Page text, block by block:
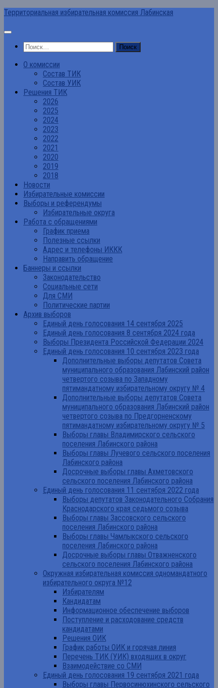
Перейти
содержимому
Территориальная избирательная комиссия Лабинская
Найти:
О комиссии
Состав ТИК
Состав УИК
Решения ТИК
2026
2025
2024
2023
2022
2021
2020
2019
2018
Новости
Избирательные комиссии
Выборы и референдумы
Избирательные округа
Работа с обращениями
График приема
Полезные ссылки
Адрес и телефоны ИККК
Направить обращение
Баннеры и ссылки
Законодательство
Социальные сети
Для СМИ
Политические партии
Архив выборов
Единый день голосования 14 сентября 2025
Единый день голосования 8 сентября 2024 года
Выборы Президента Российской Федерации 2024
Единый день голосования 10 сентября 2023 года
Дополнительные выборы депутатов Совета
муниципального образования Лабинский район
четвертого созыва по Западному
пятимандатному избирательному округу № 4
Дополнительные выборы депутатов Совета
муниципального образования Лабинский район
четвертого созыва по Предгорненскому
пятимандатному избирательному округу № 5
Выборы главы Владимирского сельского
поселения Лабинского района
Выборы главы Лучевого сельского поселения
Лабинского района
Досрочные выборы главы Ахметовского
сельского поселения Лабинского района
Единый день голосования 11 сентября 2022 года
Выборы депутатов Законодательного Собрания
Краснодарского края седьмого созыва
Выборы главы Зассовского сельского
поселения Лабинского района
Выборы главы Чамлыкского сельского
поселения Лабинского района
Досрочные выборы главы Отважненского
сельского поселения Лабинского района
Окружная избирательная комиссия одномандатного
избирательного округа №12
Избирателям
Кандидатам
Информационное обеспечение выборов
Поступление и расходование средств
кандидатами
Решения ОИК
График работы ОИК и горячая линия
Перечень ТИК (УИК) входящих в округ
Взаимодействие со СМИ
Единый день голосования 19 сентября 2021 года
Выборы главы Первосинюхинского сельского